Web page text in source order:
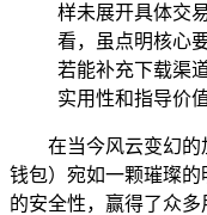
样未展开具体交
看，虽点明核心
若能补充下载渠
实用性和指导价值
在当今风云变幻的
钱包）宛如一颗璀璨
的安全性，赢得了众